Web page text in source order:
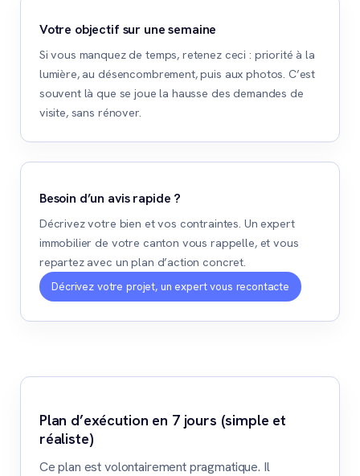
Votre objectif sur une semaine
Si vous manquez de temps, retenez ceci : priorité à la
lumière, au désencombrement, puis aux photos. C’est
souvent là que se joue la hausse des demandes de
visite, sans rénover.
Besoin d’un avis rapide ?
Décrivez votre bien et vos contraintes. Un expert
immobilier de votre canton vous rappelle, et vous
repartez avec un plan d’action concret.
Décrivez votre projet, un expert vous recontacte
Plan d’exécution en 7 jours (simple et
réaliste)
Ce plan est volontairement pragmatique. Il